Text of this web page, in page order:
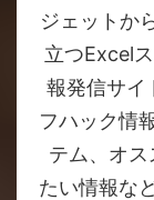
ジェットか
立つExcel
報発信サイ
フハック情
テム、オ
たい情報な